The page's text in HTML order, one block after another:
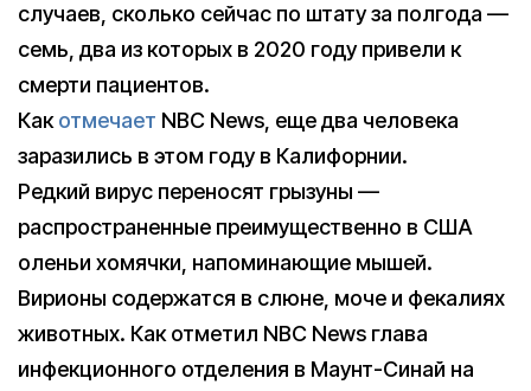
случаев, сколько сейчас по штату за полгода —
семь, два из которых в 2020 году привели к
смерти пациентов.
Какотмечает NBC News, еще два человека
заразились в этом году в Калифорнии.
Редкий вирус переносят грызуны —
распространенные преимущественно в США
оленьи хомячки, напоминающие мышей.
Вирионы содержатся в слюне, моче и фекалиях
животных. Как отметил NBC News глава
инфекционного отделения в Маунт-Синай на